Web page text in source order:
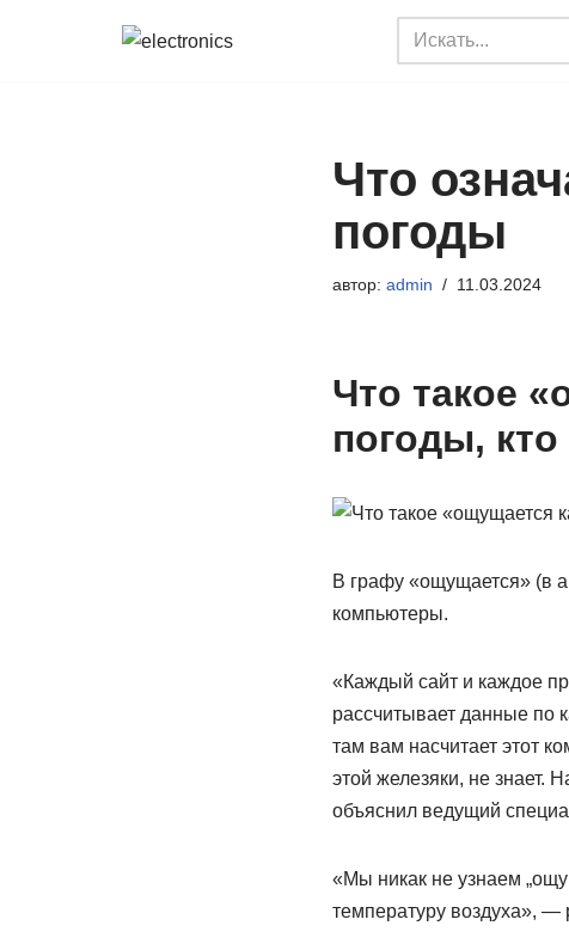
Что
погоды
автор: admin 11.03.2024
Что такое
погоды,
В графу «ощущается» (в
компьютеры.
«Каждый сайт и каждое
рассчитывает данные по
там вам насчитает этот
этой железяки, не знает.
объяснил ведущий
«Мы никак не узнаем
температуру воздуха», —